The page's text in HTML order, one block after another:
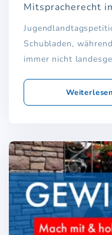
Mitspracherecht
Schubladen,
immer nicht
Weiterlesen